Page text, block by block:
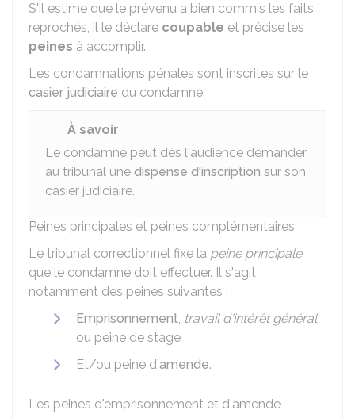
S'il estime que le prévenu a bien commis les faits
reprochés, il le déclare coupable et précise les
peines à accomplir.
Les condamnations pénales sont inscrites sur le
casier judiciaire du condamné.
À savoir
Le condamné peut dès l'audience demander
au tribunal une dispense d'inscription sur son
casier judiciaire.
Peines principales et peines complémentaires
Le tribunal correctionnel fixe la peine principale
que le condamné doit effectuer. Il s'agit
notamment des peines suivantes :
Emprisonnement, travail d'intérêt général
ou peine de stage
Et/ou peine d'amende.
Les peines d'emprisonnement et d'amende